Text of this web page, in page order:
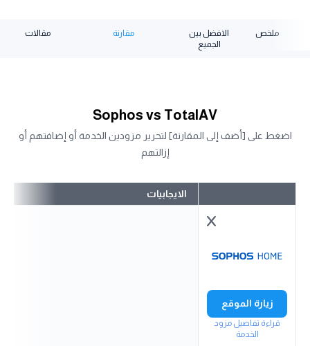
ملخص
الافضل بين
الجميع
مقارنة مقالات
Sophos vs TotalAV
اضغط على [أضف إلى المقارنة] لتحرير مزودين الخدمة أو إضافتهم أو
إزالتهم
زيارة الموقع
قراءة تفاصيل مزود
الخدمة
الايجابيات